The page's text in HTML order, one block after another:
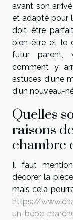
avant son
et adapté pour
doit être
bien-être et le
futur parent,
comment y
astuces d'une
d'un nouveau-
Quelles
raisons
chambre
Il faut
décorer la
mais cela
https://
un-bebe-